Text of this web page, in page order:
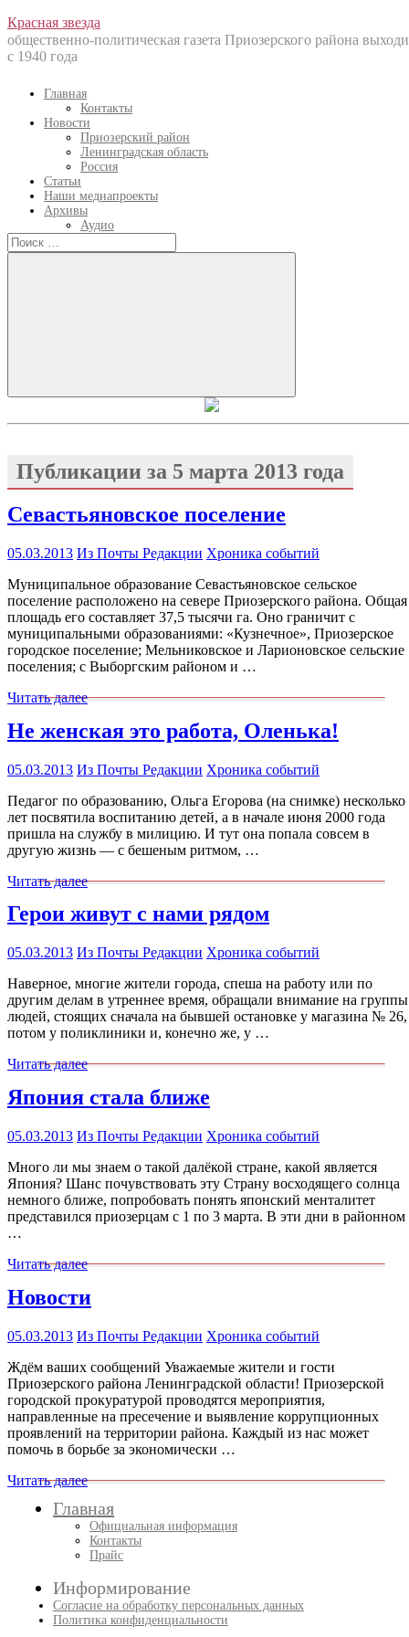
Перейти
к
содержанию
Красная звезда
общественно-политическая газета Приозерского района
с 1940 года
Главная
Контакты
Новости
Приозерский район
Ленинградская область
Россия
Статьи
Наши медиапроекты
Архивы
Аудио
Искать:
Искать
Публикации за 5 марта 2013 года
Севастьяновское поселение
05.03.2013 Из Почты Редакции Хроника событий
Муниципальное образование Севастьяновское сельское
поселение расположено на севере Приозерского района. Общая
площадь его составляет 37,5 тысячи га. Оно граничит с
муниципальными образованиями: «Кузнечное», Приозерское
городское поселение; Мельниковское и Ларионовское сельские
поселения; с Выборгским районом и …
Читать далее
Не женская это работа, Оленька!
05.03.2013 Из Почты Редакции Хроника событий
Педагог по образованию, Ольга Егорова (на снимке) несколько
лет посвятила воспитанию детей, а в начале июня 2000 года
пришла на службу в милицию. И тут она попала совсем в
другую жизнь — с бешеным ритмом, …
Читать далее
Герои живут с нами рядом
05.03.2013 Из Почты Редакции Хроника событий
Наверное, многие жители города, спеша на работу или по
другим делам в утреннее время, обращали внимание на группы
людей, стоящих сначала на бывшей остановке у магазина № 26,
потом у поликлиники и, конечно же, у …
Читать далее
Япония стала ближе
05.03.2013 Из Почты Редакции Хроника событий
Много ли мы знаем о такой далёкой стране, какой является
Япония? Шанс почувствовать эту Страну восходящего солнца
немного ближе, попробовать понять японский менталитет
представился приозерцам с 1 по 3 марта. В эти дни в районном
…
Читать далее
Новости
05.03.2013 Из Почты Редакции Хроника событий
Ждём ваших сообщений Уважаемые жители и гости
Приозерского района Ленинградской области! Приозерской
городской прокуратурой проводятся мероприятия,
направленные на пресечение и выявление коррупционных
проявлений на территории района. Каждый из нас может
помочь в борьбе за экономически …
Читать далее
Главная
Официальная информация
Контакты
Прайс
Информирование
Согласие на обработку персональных данных
Политика конфиденциальности